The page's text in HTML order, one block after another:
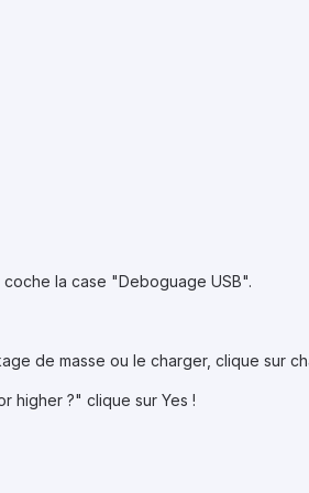
la case "Deboguage USB".
de masse ou le charger, clique sur
higher ?" clique sur Yes !